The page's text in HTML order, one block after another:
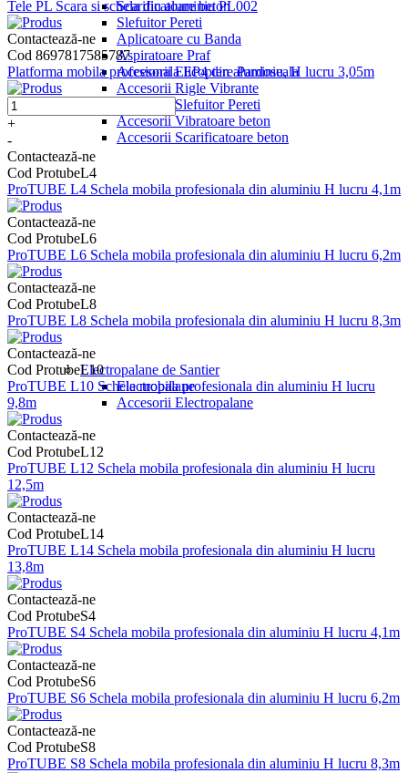
Scarificatoare beton
Slefuitor Pereti
Aplicatoare cu Banda
Aspiratoare Praf
Accesorii Elicoptere Pardoseala
Accesorii Rigle Vibrante
Accesorii Slefuitor Pereti
Accesorii Vibratoare beton
Accesorii Scarificatoare beton
Electropalane de Santier
Electropalane
Accesorii Electropalane
Tele PL Scara si schela din aluminiu PL002
Contactează-ne
Cod 8697817585787
Platforma mobila profesionala EP4 din aluminiu, H lucru 3,05m
+
-
Contactează-ne
Cod ProtubeL4
ProTUBE L4 Schela mobila profesionala din aluminiu H lucru 4,1m
Contactează-ne
Cod ProtubeL6
ProTUBE L6 Schela mobila profesionala din aluminiu H lucru 6,2m
Contactează-ne
Cod ProtubeL8
ProTUBE L8 Schela mobila profesionala din aluminiu H lucru 8,3m
Contactează-ne
Cod ProtubeL10
ProTUBE L10 Schela mobila profesionala din aluminiu H lucru
9,8m
Contactează-ne
Cod ProtubeL12
ProTUBE L12 Schela mobila profesionala din aluminiu H lucru
12,5m
Contactează-ne
Cod ProtubeL14
ProTUBE L14 Schela mobila profesionala din aluminiu H lucru
13,8m
Contactează-ne
Cod ProtubeS4
ProTUBE S4 Schela mobila profesionala din aluminiu H lucru 4,1m
Contactează-ne
Cod ProtubeS6
ProTUBE S6 Schela mobila profesionala din aluminiu H lucru 6,2m
Contactează-ne
Cod ProtubeS8
ProTUBE S8 Schela mobila profesionala din aluminiu H lucru 8,3m